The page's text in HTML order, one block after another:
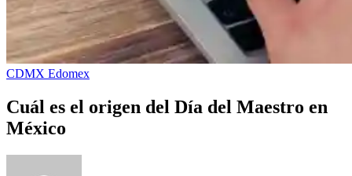
CDMX Edomex
Cuál es el origen del Día del Maestro en
México